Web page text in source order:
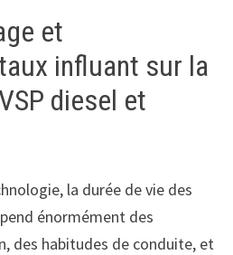
et
influant sur la
diesel et
la durée de vie des
énormément des
des habitudes de conduite, et